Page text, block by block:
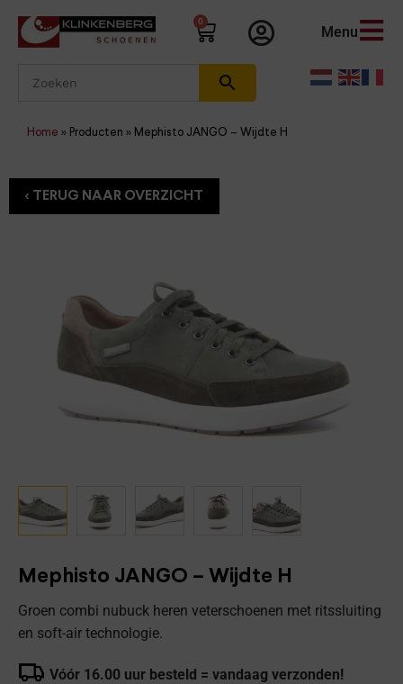
0
Menu
Home » Producten » Mephisto JANGO – Wijdte H
Mephisto JANGO – Wijdte H
Groen combi nubuck heren veterschoenen met ritssluiting
en soft-air technologie.
Vóór 16.00 uur besteld = vandaag verzonden!